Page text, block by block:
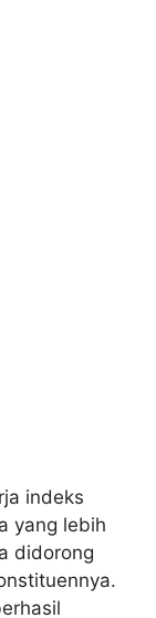
indeks
yang lebih
didorong